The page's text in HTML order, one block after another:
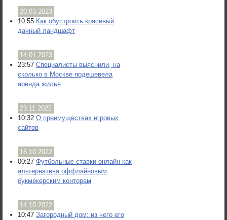
20.03.2023
10:55 Как обустроить красивый
дачный ландшафт
14.01.2023
23:57 Специалисты выяснили, на
сколько в Москве подешевела
аренда жилья
23.11.2022
10:32 О преимуществах игровых
сайтов
16.10.2022
00:27 Футбольные ставки онлайн как
альтернатива оффлайновым
букмекерским конторам
14.10.2022
10:47 Загородный дом: из чего его